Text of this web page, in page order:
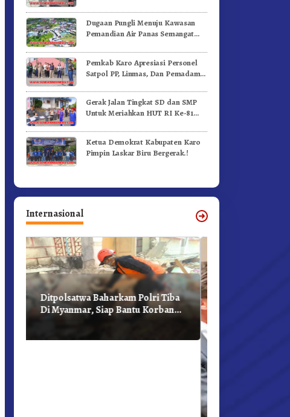
Dugaan Pungli Menuju Kawasan
Pemandian Air Panas Semangat
Videokan!
Pemkab Karo Apresiasi Personel
Satpol PP, Linmas, Dan Pemadam
Gerak Jalan Tingkat SD dan SMP
Untuk Meriahkan HUT RI Ke-81
Ketua Demokrat Kabupaten Karo
Pimpin Laskar Biru Bergerak.!
Internasional